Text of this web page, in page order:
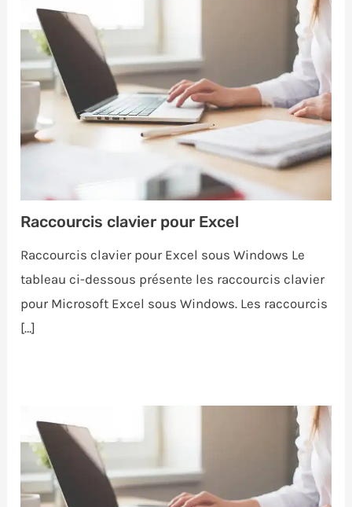
Raccourcis clavier pour Excel
Raccourcis clavier pour Excel sous Windows Le
tableau ci-dessous présente les raccourcis clavier
pour Microsoft Excel sous Windows. Les raccourcis
[…]